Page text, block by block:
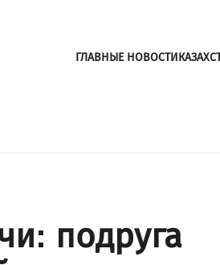
ГЛАВНЫЕ НОВОСТИ
подруга